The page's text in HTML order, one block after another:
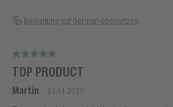
Bewertung auf German übersetzen
TOP PRODUCT
Martin - 23.11.2025